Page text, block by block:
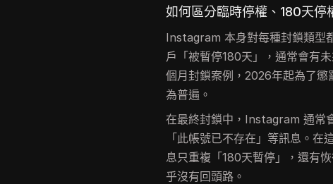
如何區分臨時停權、180天停
Instagram 本身對每種封鎖類型
戶「被暫停180天」，通常會有
個月封鎖案例，2026年起為了懲
為普遍。
在最終封鎖中，Instagram 通常
「此帳號已不存在」等訊息。
息只重複「180天暫停」，還有
乎沒有回頭路。